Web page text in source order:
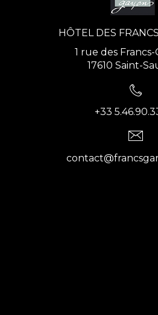
HÔTEL DES
1 rue des
17610 Saint-
+33